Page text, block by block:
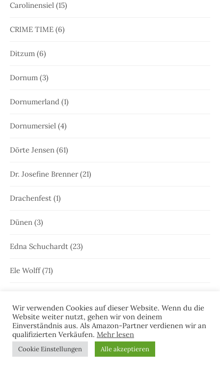
Carolinensiel (15)
CRIME TIME (6)
Ditzum (6)
Dornum (3)
Dornumerland (1)
Dornumersiel (4)
Dörte Jensen (61)
Dr. Josefine Brenner(21)
Drachenfest (1)
Dünen (3)
Edna Schuchardt (23)
Ele Wolff(71)
Elke Nansen(54)
Emden(64)
Wir verwenden Cookies auf dieser Website. Wenn du die
Website weiter nutzt, gehen wir von deinem
Einverständnis aus. Als Amazon-Partner verdienen wir an
qualifizierten Verkäufen. Mehr lesen
Cookie Einstellungen Alle akzeptieren